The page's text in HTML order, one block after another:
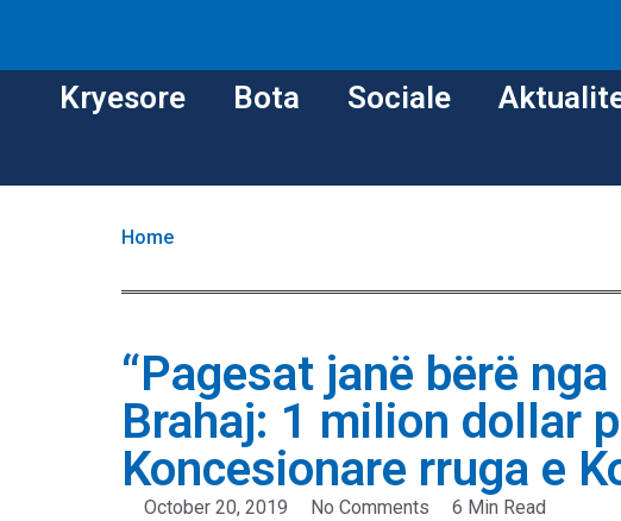
Kryesore Bota Sociale
Home
“Pagesat janë bërë
Brahaj: 1 milion dollar
Koncesionare rruga e
October 20, 2019 No Comments
6 Min Read